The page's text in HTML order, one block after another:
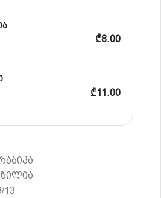
₾8.00
₾11.00
13